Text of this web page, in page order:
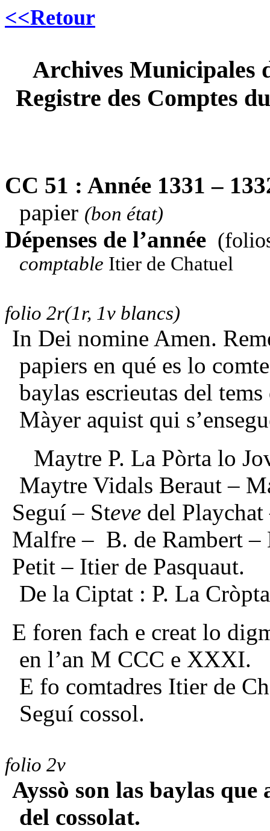
<<Retour
Archives Municipales
Registre des Comptes
CC 51 : Année 1331 –
papier (bon état)
Dépenses de l’année
comptable Itier de Chatuel
folio 2r(1r, 1v blancs)
In Dei nomine Amen.
papiers en qué es lo
baylas escrieutas del
Màyer aquist qui
Maytre P. La Pòrta lo
Maytre Vidals Beraut –
Seguí – Steve del
Malfre – B. de Rambert –
Petit – Itier de Pasquaut.
De la Ciptat : P. La
E foren fach e creat lo
en l’an M CCC e XXXI.
E fo comtadres Itier de
Seguí cossol.
folio 2v
Ayssò son las baylas
del cossolat.